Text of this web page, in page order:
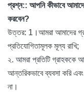
প্রশ্ন:: আপনি কীভাবে আমাদের
করবেন?
উত্তর: 1।আমরা আমাদের
প্রতিযোগিতামূলক মূল্য রাখি;
২. আমরা প্রতিটি গ্রাহককে
আন্তরিকভাবে ব্যবসা করি
না।